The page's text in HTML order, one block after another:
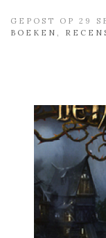
GEPOST OP 29
BOEKEN